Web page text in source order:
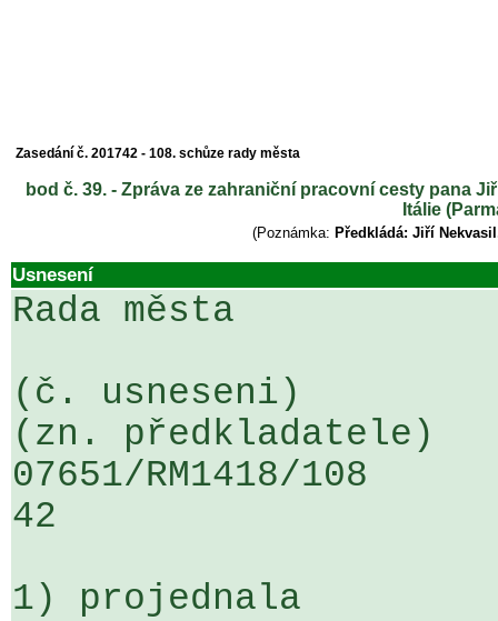
Zasedání č. 201742 - 108. schůze rady města
bod č. 39. - Zpráva ze zahraniční pracovní cesty pana
Itálie
(Poznámka: Předkládá: Jiří
Usnesení
Rada města
(č. usneseni)
(zn. předkladatele)
07651/RM1418/
42
1) projednala